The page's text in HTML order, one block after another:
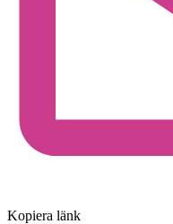
Kopiera länk